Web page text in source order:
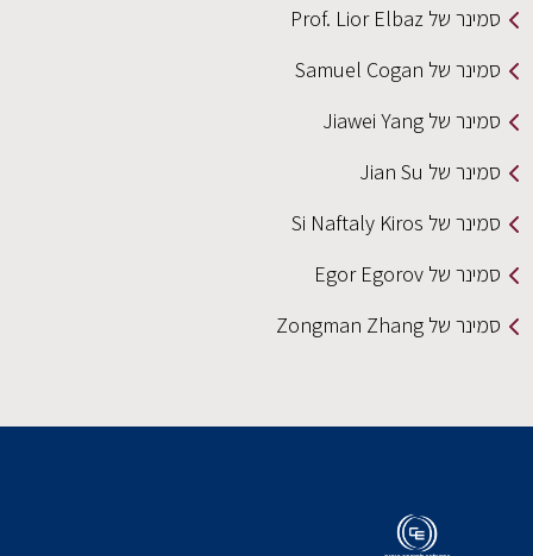
סמינר של Prof. Lior Elbaz
סמינר של Samuel Cogan
סמינר של Jiawei Yang
סמינר של Jian Su
סמינר של Si Naftaly Kiros
סמינר של Egor Egorov
סמינר של Zongman Zhang